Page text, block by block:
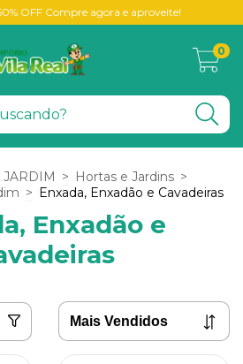
OFF Compre agora e aproveite!
0
JARDIM > Hortas e Jardins >
> Enxada, Enxadão e Cavadeiras
Enxadão e